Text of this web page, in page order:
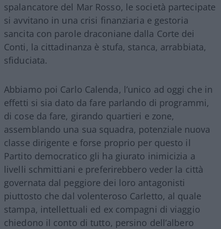
spalancatore del Mar Rosso, le società partecipate
si avvitano in una crisi finanziaria e gestoria
sancita con parole draconiane dalla Corte dei
Conti, la cittadinanza è stufa, stanca, arrabbiata,
sfiduciata.
Abbiamo poi Carlo Calenda, l’unico ad oggi che in
effetti si sia dato da fare parlando di programmi,
di cose da fare, girando quartieri e zone,
assemblando una sua squadra, potenziale nuova
classe dirigente e forse proprio per questo il
Partito democratico gli ha giurato inimicizia a
livelli schmittiani e preferirebbero veder la città
governata dal peggiore dei loro antagonisti
piuttosto che dal volenteroso Carletto, al quale
stampa, intellettuali ed ex compagni di viaggio
chiedono il conto di tutto, persino dell’albero